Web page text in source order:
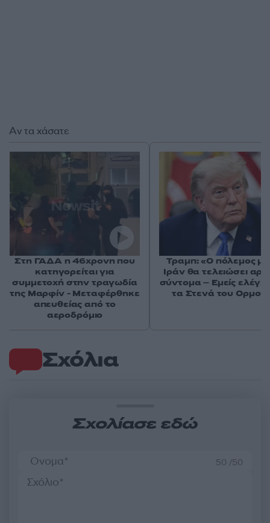
Σχόλια
Σχολίασε εδώ
50 /50
Αν τα χάσατε
Στη ΓΑΔΑ η 46χρονη που
κατηγορείται για
συμμετοχή στην τραγωδία
της Μαρφίν - Μεταφέρθηκε
απευθείας από το
αεροδρόμιο
Τραμπ: «Ο πόλεμος με
Ιράν θα τελειώσει
σύντομα – Εμείς
τα Στενά του